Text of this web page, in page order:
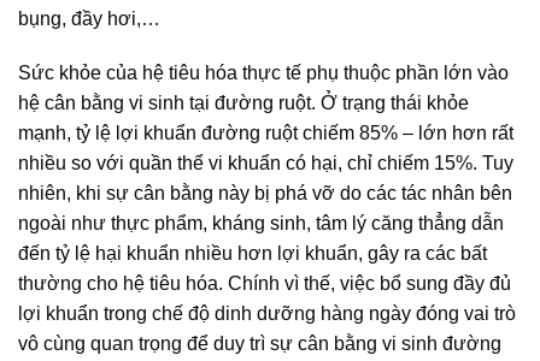
bụng, đầy hơi,…
Sức khỏe của hệ tiêu hóa thực tế phụ thuộc phần lớn vào
hệ cân bằng vi sinh tại đường ruột. Ở trạng thái khỏe
mạnh, tỷ lệ lợi khuẩn đường ruột chiếm 85% – lớn hơn rất
nhiều so với quần thể vi khuẩn có hại, chỉ chiếm 15%. Tuy
nhiên, khi sự cân bằng này bị phá vỡ do các tác nhân bên
ngoài như thực phẩm, kháng sinh, tâm lý căng thẳng dẫn
đến tỷ lệ hại khuẩn nhiều hơn lợi khuẩn, gây ra các bất
thường cho hệ tiêu hóa. Chính vì thế, việc bổ sung đầy đủ
lợi khuẩn trong chế độ dinh dưỡng hàng ngày đóng vai trò
vô cùng quan trọng để duy trì sự cân bằng vi sinh đường